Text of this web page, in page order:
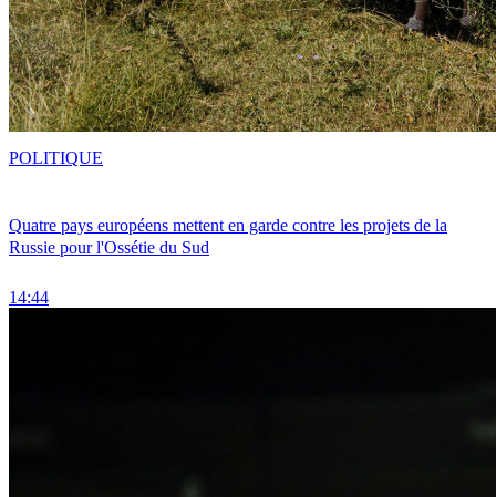
Quatre pays européens mettent en garde contre les projets de la
Russie pour l'Ossétie du Sud
14:44
POLITIQUE